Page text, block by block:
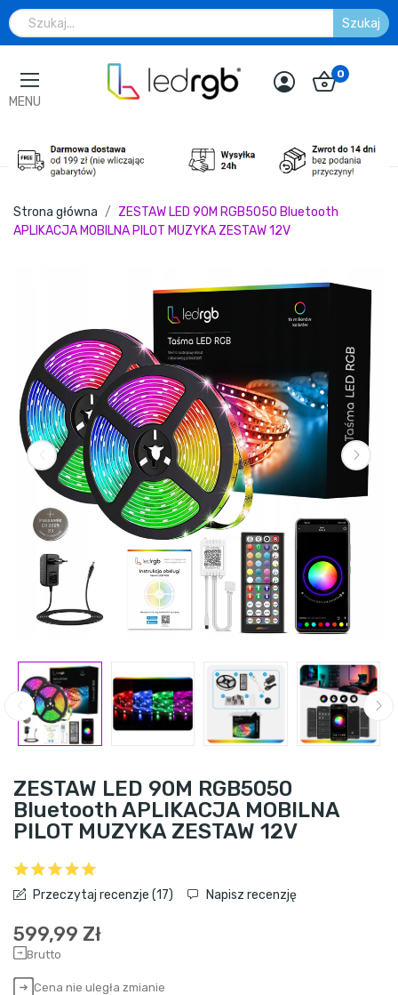
Szukaj
0
MENU
Strona główna
ZESTAW LED 90M RGB5050 Bluetooth
APLIKACJA MOBILNA PILOT MUZYKA ZESTAW 12V
ZESTAW LED 90M RGB5050
Bluetooth APLIKACJA MOBILNA
PILOT MUZYKA ZESTAW 12V
Przeczytaj recenzje (17) Napisz recenzję
599,99 Zł
Brutto
Cena nie uległa zmianie